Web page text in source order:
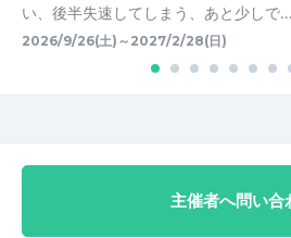
い、後半失速してしまう、あと少しで…
2026/9/26(土)～2027/2/28(日)
主催者へ問い合